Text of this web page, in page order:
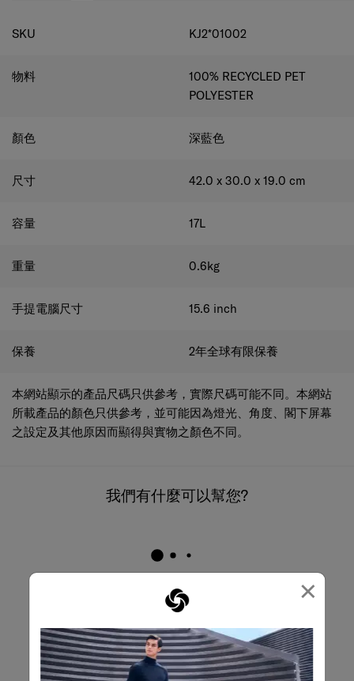
×
規格
SKU KJ2*01002
物料
100% RECYCLED PET
POLYESTER
顏色 深藍色
尺寸 42.0 x 30.0 x 19.0 cm
容量 17L
重量 0.6kg
手提電腦尺寸 15.6 inch
保養 2年全球有限保養
本網站顯示的產品尺碼只供參考，實際尺碼可能不同。本網站
所載產品的顏色只供參考，並可能因為燈光、角度、閣下屏幕
之設定及其他原因而顯得與實物之顏色不同。
我們有什麼可以幫您?